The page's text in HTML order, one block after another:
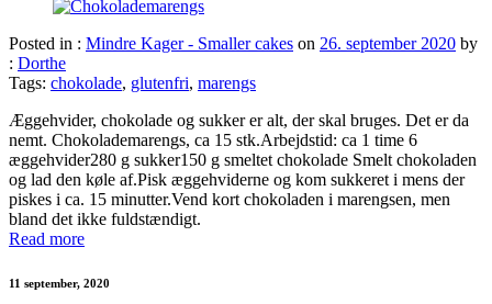
Posted in : Mindre Kager - Smaller cakes on 26. september 2020 by
: Dorthe
Tags: chokolade, glutenfri, marengs
Æggehvider, chokolade og sukker er alt, der skal bruges. Det er da
nemt. Chokolademarengs, ca 15 stk.Arbejdstid: ca 1 time 6
æggehvider280 g sukker150 g smeltet chokolade Smelt chokoladen
og lad den køle af.Pisk æggehviderne og kom sukkeret i mens der
piskes i ca. 15 minutter.Vend kort chokoladen i marengsen, men
bland det ikke fuldstændigt.
Read more
11 september, 2020